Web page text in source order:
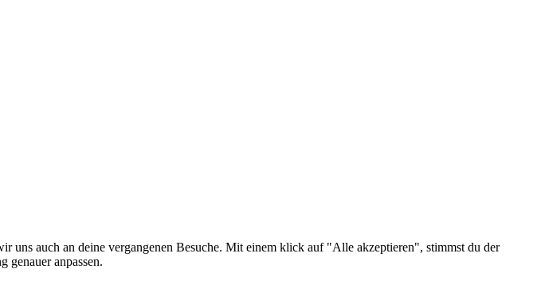
uns auch an deine vergangenen Besuche. Mit einem klick auf "Alle akzeptieren", stimmst du der
anpassen.